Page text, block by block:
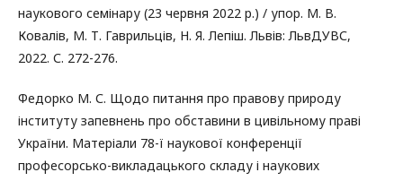
наукового семінару (23 червня 2022 р.) / упор. М. В.
Ковалів, М. Т. Гаврильців, Н. Я. Лепіш. Львів: ЛьвДУВС,
2022. С. 272-276.
Федорко М. С. Щодо питання про правову природу
інституту запевнень про обставини в цивільному праві
України. Матеріали 78-ї наукової конференції
професорсько-викладацького складу і наукових